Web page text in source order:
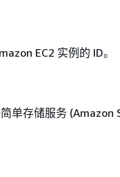
EC2 实例的 ID。
单存储服务 (Amazon